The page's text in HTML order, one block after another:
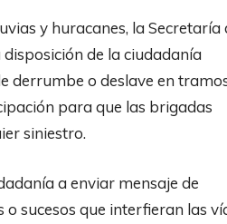
y huracanes, la Secretaría
de la ciudadanía
derrumbe o deslave en
para que las brigadas
siniestro.
a enviar mensaje de
sucesos que interfieran las